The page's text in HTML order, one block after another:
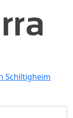
Schiltigheim